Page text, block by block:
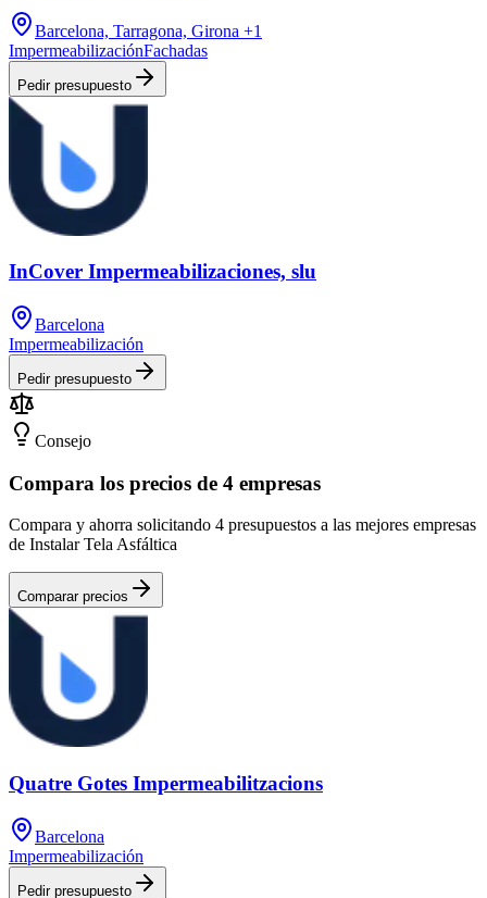
Barcelona, Tarragona, Girona +1
ImpermeabilizaciónFachadas
Pedir presupuesto
InCover Impermeabilizaciones, slu
Barcelona
Impermeabilización
Pedir presupuesto
Consejo
Compara los precios de 4 empresas
Compara y ahorra solicitando 4 presupuestos a las mejores empresas
de Instalar Tela Asfáltica
Comparar precios
Quatre Gotes Impermeabilitzacions
Barcelona
Impermeabilización
Pedir presupuesto